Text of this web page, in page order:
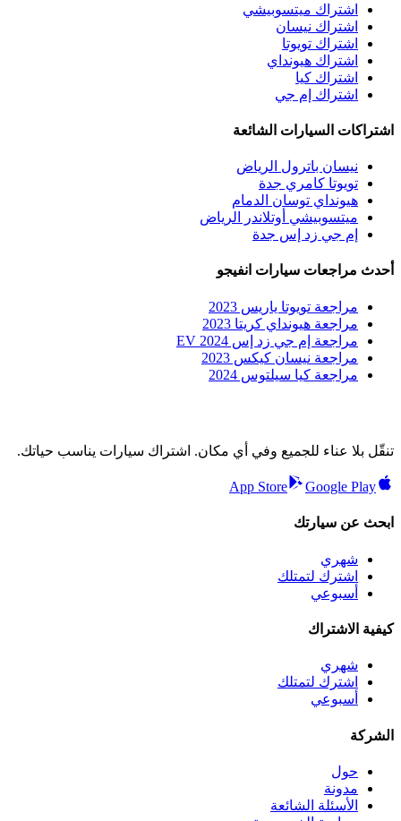
اشتراك ميتسوبيشي
اشتراك نيسان
اشتراك تويوتا
اشتراك هيونداي
اشتراك كيا
اشتراك إم جي
اشتراكات السيارات الشائعة
نيسان باترول الرياض
تويوتا كامري جدة
هيونداي توسان الدمام
ميتسوبيشي أوتلاندر الرياض
إم جي زد إس جدة
أحدث مراجعات سيارات انفيجو
مراجعة تويوتا ياريس 2023
مراجعة هيونداي كريتا 2023
مراجعة إم جي زد إس EV 2024
مراجعة نيسان كيكس 2023
مراجعة كيا سيلتوس 2024
تنقّل بلا عناء للجميع وفي أي مكان. اشتراك سيارات يناسب حياتك.
App Store Google Play
ابحث عن سيارتك
شهري
اشترك لتمتلك
أسبوعي
كيفية الاشتراك
شهري
اشترك لتمتلك
أسبوعي
الشركة
حول
مدونة
الأسئلة الشائعة